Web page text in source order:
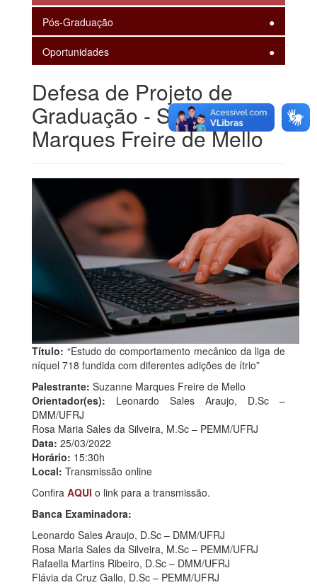
Pós-Graduação
Oportunidades
Defesa de Projeto de
Graduação - Suzanne
Marques Freire de Mello
Título: “Estudo do comportamento mecânico da liga de
níquel 718 fundida com diferentes adições de ítrio”
Palestrante: Suzanne Marques Freire de Mello
Orientador(es): Leonardo Sales Araujo, D.Sc –
DMM/UFRJ
Rosa Maria Sales da Silveira, M.Sc – PEMM/UFRJ
Data: 25/03/2022
Horário: 15:30h
Local: Transmissão online
Confira AQUI o link para a transmissão.
Banca Examinadora:
Leonardo Sales Araujo, D.Sc – DMM/UFRJ
Rosa Maria Sales da Silveira, M.Sc – PEMM/UFRJ
Rafaella Martins Ribeiro, D.Sc – DMM/UFRJ
Flávia da Cruz Gallo, D.Sc – PEMM/UFRJ